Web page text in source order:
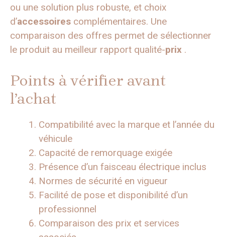
ou une solution plus robuste, et choix
d’accessoires complémentaires. Une
comparaison des offres permet de sélectionner
le produit au meilleur rapport qualité-prix .
Points à vérifier avant
l’achat
Compatibilité avec la marque et l’année du
véhicule
Capacité de remorquage exigée
Présence d’un faisceau électrique inclus
Normes de sécurité en vigueur
Facilité de pose et disponibilité d’un
professionnel
Comparaison des prix et services